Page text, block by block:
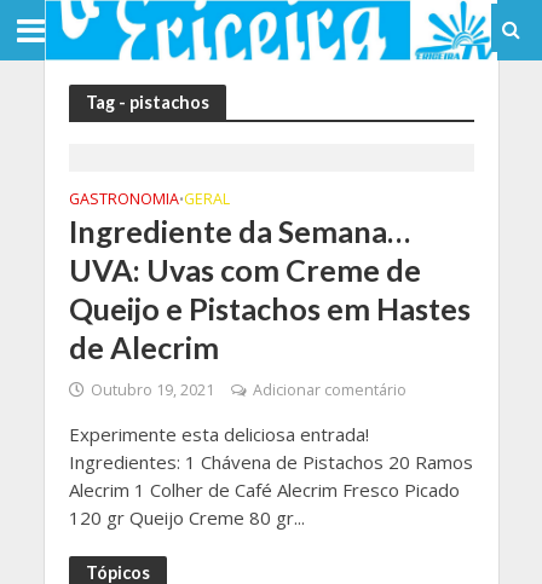
Tag - pistachos
GASTRONOMIA•GERAL
Ingrediente da Semana…
UVA: Uvas com Creme de
Queijo e Pistachos em Hastes
de Alecrim
Outubro 19, 2021 Adicionar comentário
Experimente esta deliciosa entrada!
Ingredientes: 1 Chávena de Pistachos 20 Ramos
Alecrim 1 Colher de Café Alecrim Fresco Picado
120 gr Queijo Creme 80 gr...
Tópicos